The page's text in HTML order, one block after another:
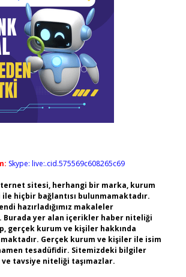
Skype: live:.cid.575569c608265c69
sitesi, herhangi bir marka, kurum
hiçbir bağlantısı bulunmamaktadır.
hazırladığımız makaleler
Burada yer alan içerikler haber niteliği
gerçek kurum ve kişiler hakkında
Gerçek kurum ve kişiler ile isim
tesadüfidir. Sitemizdeki bilgiler
tavsiye niteliği taşımazlar.